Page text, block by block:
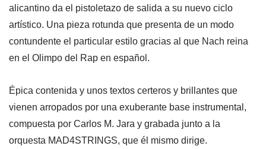
alicantino da el pistoletazo de salida a su nuevo ciclo
artístico. Una pieza rotunda que presenta de un modo
contundente el particular estilo gracias al que Nach reina
en el Olimpo del Rap en español.
Épica contenida y unos textos certeros y brillantes que
vienen arropados por una exuberante base instrumental,
compuesta por Carlos M. Jara y grabada junto a la
orquesta MAD4STRINGS, que él mismo dirige.